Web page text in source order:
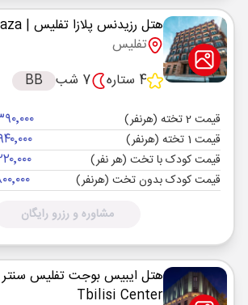
هتل رزیدنس پلازا تفلیس | Residence Plaza
تفلیس
4 ستاره
7 شب BB
قیمت 2 تخته (هرنفر)
قیمت 1 تخته (هرنفر)
قیمت کودک با تخت (هر نفر)
قیمت کودک بدون تخت (هرنفر)
مشاوره و رزرو رایگان
هتل ایبیس بوجت تفلیس سنتر
Tbilisi Center